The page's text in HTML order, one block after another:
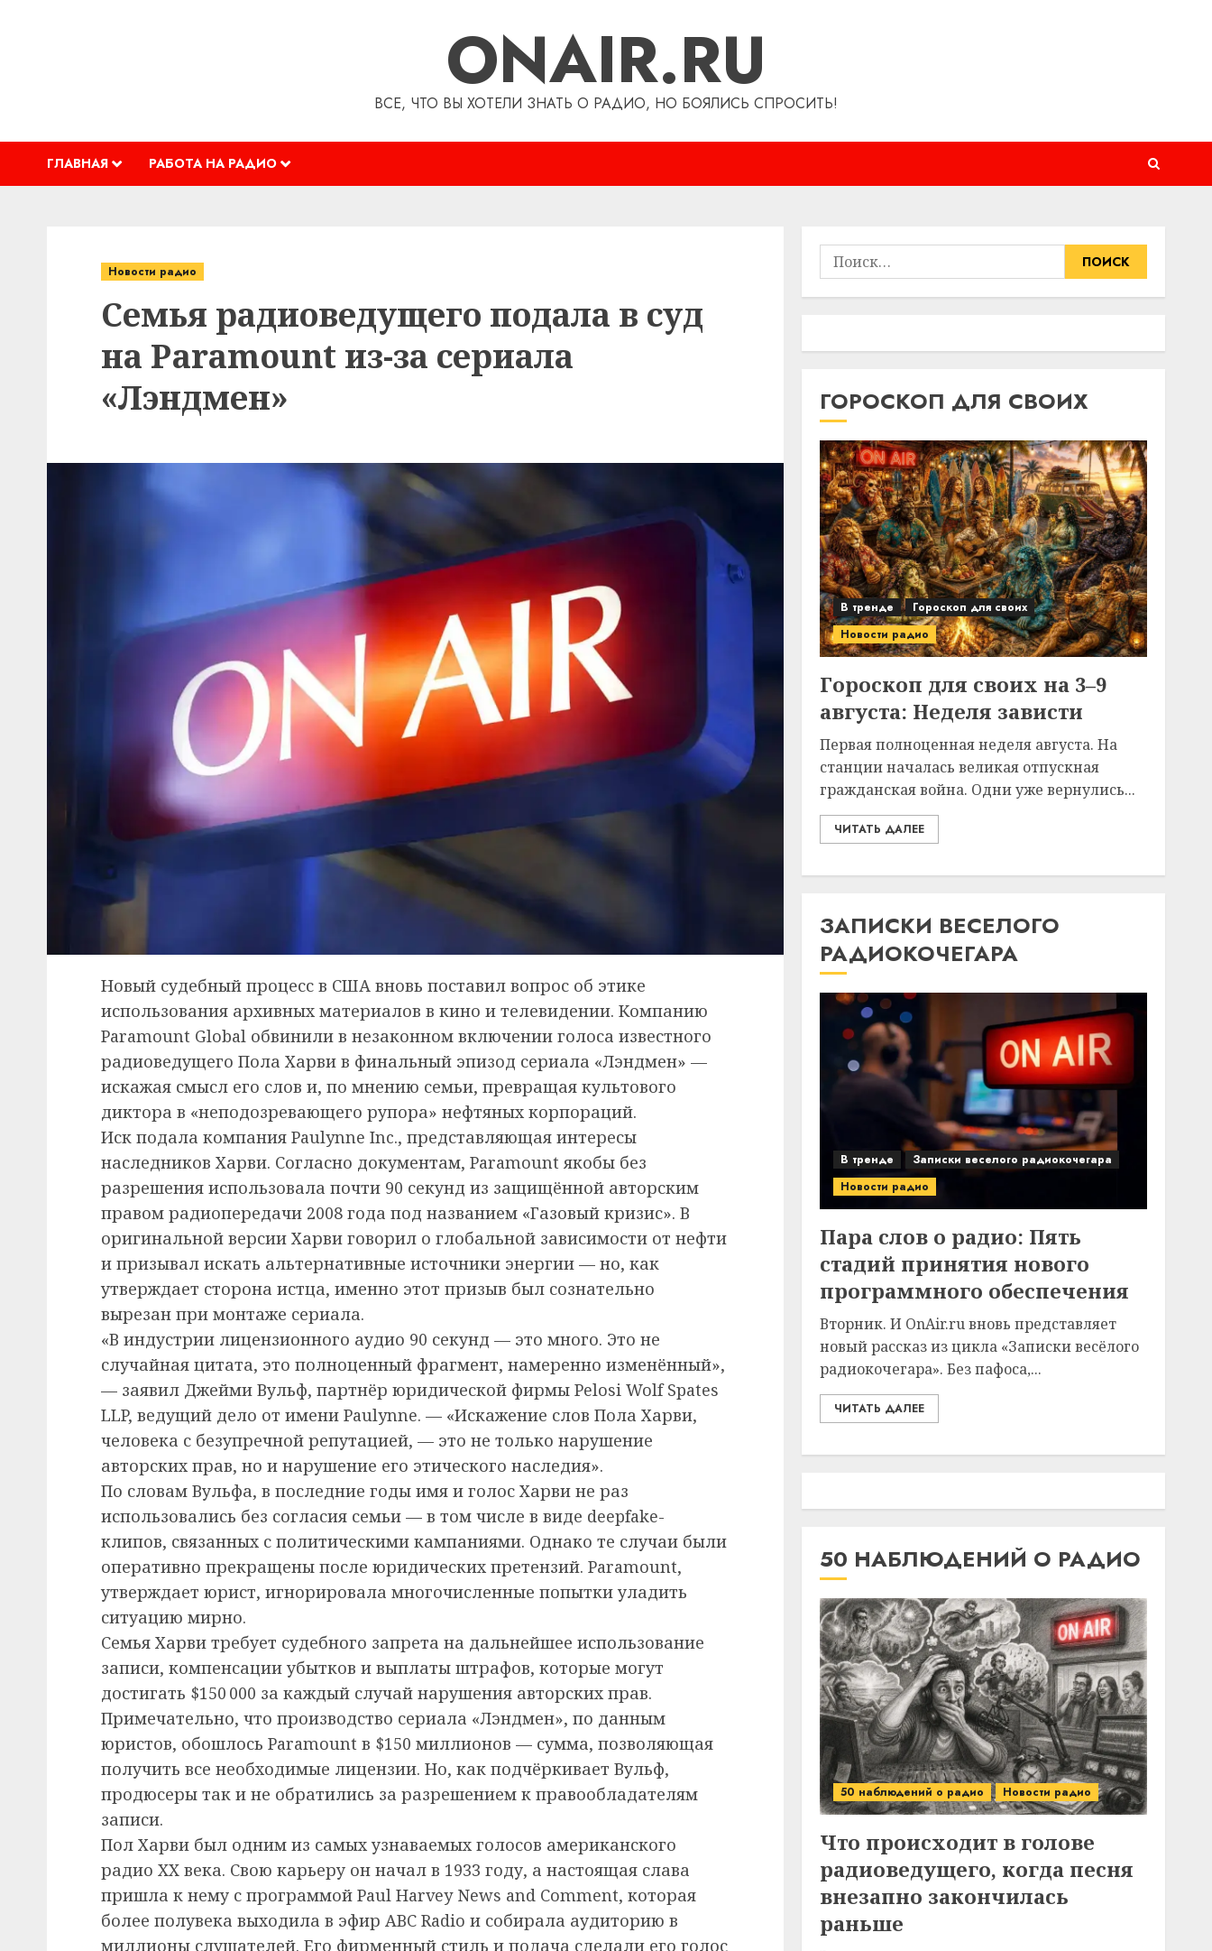
ONAIR.RU
ВСЕ, ЧТО ВЫ ХОТЕЛИ ЗНАТЬ О РАДИО, НО БОЯЛИСЬ СПРОСИТЬ!
ГЛАВНАЯ РАБОТА НА РАДИО
Новости радио
Семья радиоведущего подала в суд
на Paramount из-за сериала
«Лэндмен»
Новый судебный процесс в США вновь поставил вопрос об этике
использования архивных материалов в кино и телевидении. Компанию
Paramount Global обвинили в незаконном включении голоса известного
радиоведущего Пола Харви в финальный эпизод сериала «Лэндмен» —
искажая смысл его слов и, по мнению семьи, превращая культового
диктора в «неподозревающего рупора» нефтяных корпораций.
Иск подала компания Paulynne Inc., представляющая интересы
наследников Харви. Согласно документам, Paramount якобы без
разрешения использовала почти 90 секунд из защищённой авторским
правом радиопередачи 2008 года под названием «Газовый кризис». В
оригинальной версии Харви говорил о глобальной зависимости от нефти
и призывал искать альтернативные источники энергии — но, как
утверждает сторона истца, именно этот призыв был сознательно
вырезан при монтаже сериала.
«В индустрии лицензионного аудио 90 секунд — это много. Это не
случайная цитата, это полноценный фрагмент, намеренно изменённый»,
— заявил Джейми Вульф, партнёр юридической фирмы Pelosi Wolf Spates
LLP, ведущий дело от имени Paulynne. — «Искажение слов Пола Харви,
человека с безупречной репутацией, — это не только нарушение
авторских прав, но и нарушение его этического наследия».
По словам Вульфа, в последние годы имя и голос Харви не раз
использовались без согласия семьи — в том числе в виде deepfake-
клипов, связанных с политическими кампаниями. Однако те случаи были
оперативно прекращены после юридических претензий. Paramount,
утверждает юрист, игнорировала многочисленные попытки уладить
ситуацию мирно.
Семья Харви требует судебного запрета на дальнейшее использование
записи, компенсации убытков и выплаты штрафов, которые могут
достигать $150 000 за каждый случай нарушения авторских прав.
Примечательно, что производство сериала «Лэндмен», по данным
юристов, обошлось Paramount в $150 миллионов — сумма, позволяющая
получить все необходимые лицензии. Но, как подчёркивает Вульф,
продюсеры так и не обратились за разрешением к правообладателям
записи.
Пол Харви был одним из самых узнаваемых голосов американского
радио XX века. Свою карьеру он начал в 1933 году, а настоящая слава
пришла к нему с программой Paul Harvey News and Comment, которая
более полувека выходила в эфир ABC Radio и собирала аудиторию в
миллионы слушателей. Его фирменный стиль и подача сделали его голос
Найти:
ГОРОСКОП ДЛЯ СВОИХ
В тренде
Гороскоп для своих
Новости радио
Гороскоп для своих на 3–9
августа: Неделя зависти
Первая полноценная неделя августа. На
станции началась великая отпускная
гражданская война. Одни уже вернулись...
ЧИТАТЬ ДАЛЕЕ
ЗАПИСКИ ВЕСЕЛОГО
РАДИОКОЧЕГАРА
В тренде
Записки веселого радиокочегара
Новости радио
Пара слов о радио: Пять
стадий принятия нового
программного обеспечения
Вторник. И OnAir.ru вновь представляет
новый рассказ из цикла «Записки весёлого
радиокочегара». Без пафоса,...
ЧИТАТЬ ДАЛЕЕ
50 НАБЛЮДЕНИЙ О РАДИО
50 наблюдений о радио Новости радио
Что происходит в голове
радиоведущего, когда песня
внезапно закончилась
раньше